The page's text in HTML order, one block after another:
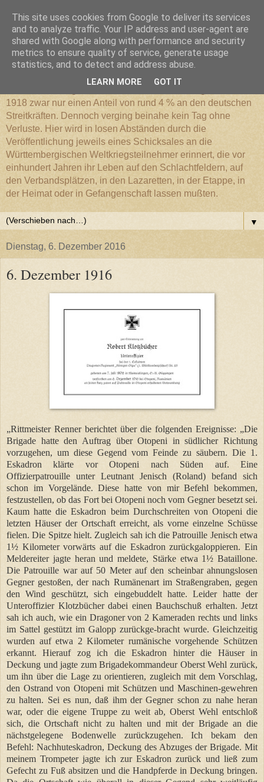
Württembergischer
Weltkriegs-Blog
1918 zwar nur einen Anteil von rund 4 % an den deutschen
Streitkräften. Dennoch verging beinahe kein Tag ohne
Verluste. Hier wird in losen Abständen durch die
Veröffentlichung jeweils eines Schicksales an die
Württembergischen Weltkriegsteilnehmer erinnert, die vor
einhundert Jahren ihr Leben auf den Schlachtfeldern, auf
den Verbandsplätzen, in den Lazaretten, in der Etappe, in
der Heimat oder in Gefangenschaft lassen mußten.
▼
Dienstag, 6. Dezember 2016
6. Dezember 1916
„Rittmeister Renner berichtet über die folgenden Ereignisse: „Die
Brigade hatte den Auftrag über Otopeni in südlicher Richtung
vorzugehen, um diese Gegend vom Feinde zu säubern. Die 1.
Eskadron klärte vor Otopeni nach Süden auf. Eine
Offizierpatrouille unter Leutnant Jenisch (Roland) befand sich
schon im Vorgelände. Diese hatte von mir Befehl bekommen,
festzustellen, ob das Fort bei Otopeni noch vom Gegner besetzt sei.
Kaum hatte die Eskadron beim Durchschreiten von Otopeni die
letzten Häuser der Ortschaft erreicht, als vorne einzelne Schüsse
fielen. Die Spitze hielt. Zugleich sah ich die Patrouille Jenisch etwa
1½ Kilometer vorwärts auf die Eskadron zurückgaloppieren. Ein
Meldereiter jagte heran und meldete, Stärke etwa 1½ Bataillone.
Die Patrouille war auf 50 Meter auf den scheinbar ahnungslosen
Gegner gestoßen, der nach Rumänenart im Straßengraben, gegen
den Wind geschützt, sich eingebuddelt hatte. Leider hatte der
Unteroffizier Klotzbücher dabei einen Bauchschuß erhalten. Jetzt
sah ich auch, wie ein Dragoner von 2 Kameraden rechts und links
im Sattel gestützt im Galopp zurückge-bracht wurde. Gleichzeitig
wurden auf etwa 2 Kilometer rumänische vorgehende Schützen
erkannt. Hierauf zog ich die Eskadron hinter die Häuser in
Deckung und jagte zum Brigadekommandeur Oberst Wehl zurück,
um ihn über die Lage zu orientieren, zugleich mit dem Vorschlag,
den Ostrand von Otopeni mit Schützen und Maschinen-gewehren
zu halten. Sei es nun, daß ihm der Gegner schon zu nahe heran
war, oder die eigene Truppe zu weit ab, Oberst Wehl entschloß
sich, die Ortschaft nicht zu halten und mit der Brigade an die
nächstgelegene Bodenwelle zurückzugehen. Ich bekam den
Befehl: Nachhuteskadron, Deckung des Abzuges der Brigade. Mit
meinem Trompeter jagte ich zur Eskadron zurück und ließ zum
Gefecht zu Fuß absitzen und die Handpferde in Deckung bringen.
This site uses cookies from Google to deliver its services
and to analyze traffic. Your IP address and user-agent are
shared with Google along with performance and security
metrics to ensure quality of service, generate usage
statistics, and to detect and address abuse.
LEARN MORE GOT IT